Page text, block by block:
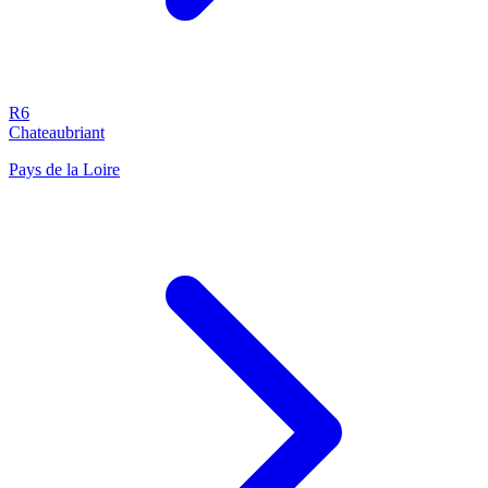
R6
Chateaubriant
Pays de la Loire